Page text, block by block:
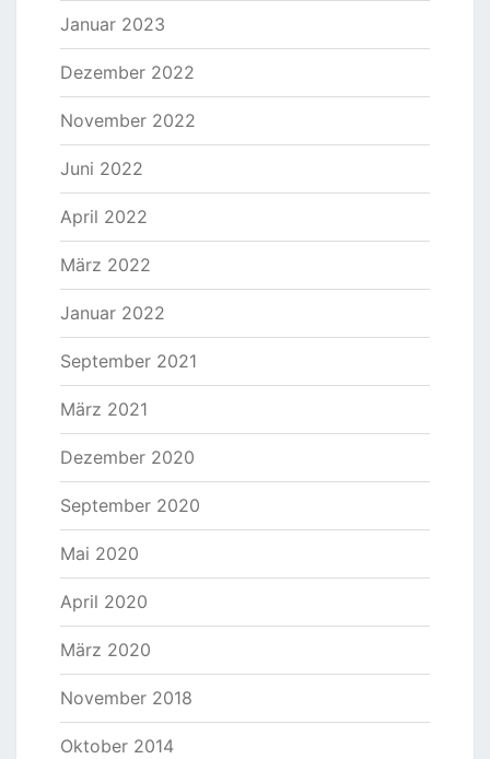
Januar 2023
Dezember 2022
November 2022
Juni 2022
April 2022
März 2022
Januar 2022
September 2021
März 2021
Dezember 2020
September 2020
Mai 2020
April 2020
März 2020
November 2018
Oktober 2014